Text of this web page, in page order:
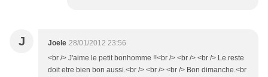
J Joele 28/01/2012 23:56
<br /> J'aime le petit bonhomme !!<br /> <br /> <br /> Le reste
doit etre bien bon aussi.<br /> <br /> <br /> Bon dimanche.<br